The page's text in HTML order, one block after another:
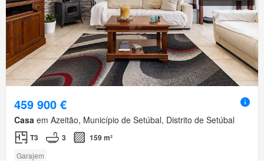
459 900 €
Casa em Azeitão, Município de Setúbal, Distrito de Setúbal
T3 3 159 m²
Garajem